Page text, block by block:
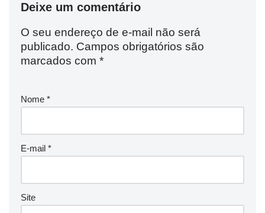
Deixe um comentário
O seu endereço de e-mail não será
publicado. Campos obrigatórios são
marcados com *
Nome *
E-mail *
Site